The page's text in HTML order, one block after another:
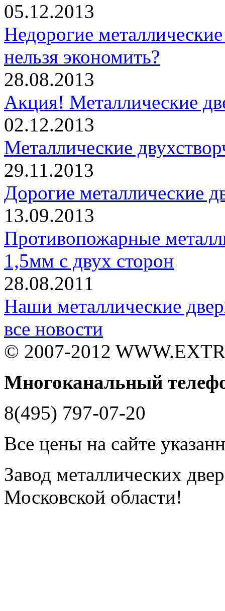
05.12.2013
Недорогие
нельзя экономить?
28.08.2013
Акция! Металлические
02.12.2013
Металлические
29.11.2013
Дорогие металлические
13.09.2013
Противопожарные
1,5мм с двух сторон
28.08.2011
Наши металлические
все новости
© 2007-2012
Многоканальный
8(495) 797-07-20
Все цены на сайте
Завод металлических
Московской области!